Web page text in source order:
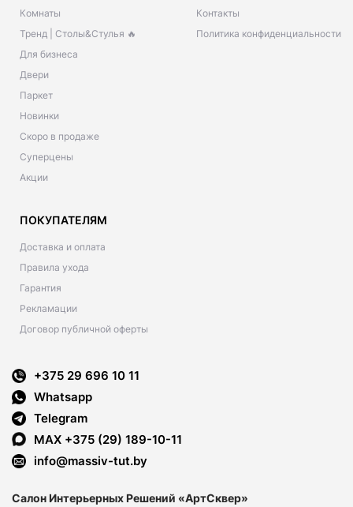
Комнаты
Тренд | Столы&Стулья 🔥
Для бизнеса
Двери
Паркет
Новинки
Скоро в продаже
Суперцены
Акции
Контакты
Политика конфиденциальности
ПОКУПАТЕЛЯМ
Доставка и оплата
Правила ухода
Гарантия
Рекламации
Договор публичной оферты
+375 29 696 10 11
Whatsapp
Telegram
MAX +375 (29) 189-10-11
info@massiv-tut.by
Салон Интерьерных Решений «АртСквер»